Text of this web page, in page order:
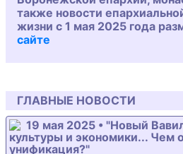
также новости
жизни с 1 мая 2025 года
сайте
ГЛАВНЫЕ НОВОСТИ
19 мая 2025 • "Новый
культуры и экономики... Чем
унификация?"